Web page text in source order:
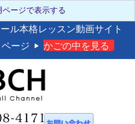
ル本格レッスン動画サイト
ージ かごの中を見る